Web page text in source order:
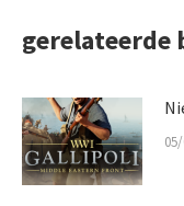
gerelateerde